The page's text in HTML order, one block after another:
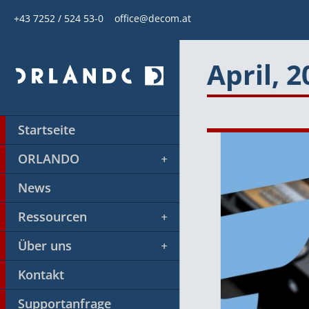
+43 7252 / 524 53-0 office@decom.at
Startseite
ORLANDO
News
Ressourcen
Über uns
Kontakt
Supportanfrage
April,